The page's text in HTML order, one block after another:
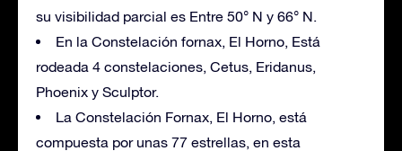
su visibilidad parcial es Entre 50° N y 66° N.
En la Constelación fornax, El Horno, Está
rodeada 4 constelaciones, Cetus, Eridanus,
Phoenix y Sculptor.
La Constelación Fornax, El Horno, está
compuesta por unas 77 estrellas, en esta